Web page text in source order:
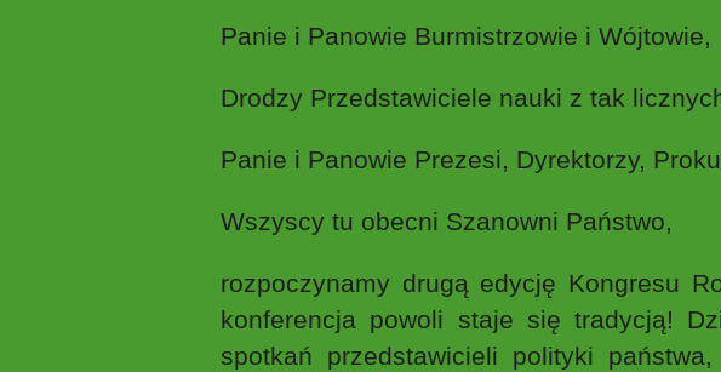
Panie i Panowie Burmistrzowie i Wójtowie,
Drodzy Przedstawiciele nauki z tak
Panie i Panowie Prezesi, Dyrektorzy,
Wszyscy tu obecni Szanowni Państwo,
rozpoczynamy drugą edycję Kongresu
konferencja powoli staje się tradycją!
spotkań przedstawicieli polityki